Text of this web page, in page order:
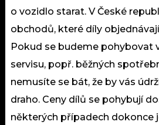
o vozidlo starat. VČeské
obchodů, které díly
Pokud se budeme pohybovat
servisu, popř. běžných
nemusíte se bát, že by vás
draho. Ceny dílů se pohybují
některých případech dokonce